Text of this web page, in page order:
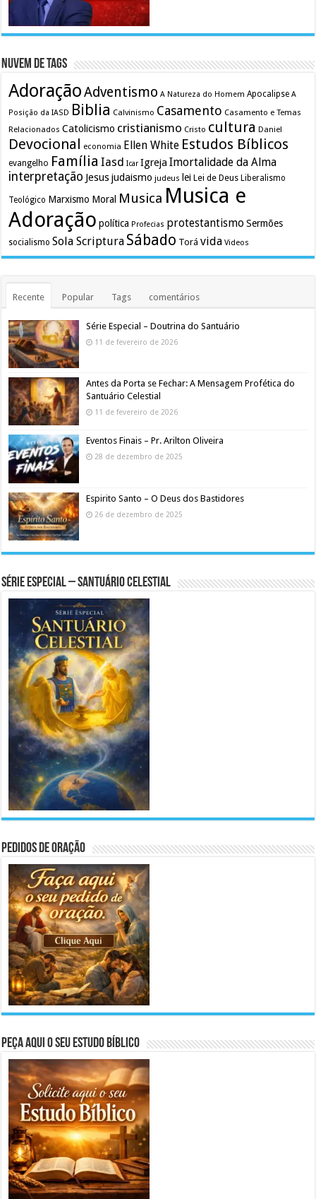
Nuvem de Tags
AdoraçãoAdventismo A Natureza do Homem Apocalipse A
Posição da IASD Biblia Calvinismo Casamento Casamento e Temas
Relacionados Catolicismo cristianismo Cristo cultura Daniel
Devocional economia Ellen White Estudos Bíblicos
evangelho Família Iasd Icar Igreja Imortalidade da Alma
interpretação Jesusjudaismo judeus lei Lei de Deus Liberalismo
Teológico Marxismo Moral Musica Musica e
Adoração política Profecias protestantismo Sermões
socialismo Sola Scriptura Sábado Torá vida Videos
Recente Popular Tags comentários
Série Especial – Doutrina do Santuário
11 de fevereiro de 2026
Antes da Porta se Fechar: A Mensagem Profética do
Santuário Celestial
11 de fevereiro de 2026
Eventos Finais – Pr. Arilton Oliveira
28 de dezembro de 2025
Espirito Santo – O Deus dos Bastidores
26 de dezembro de 2025
Série Especial – Santuário Celestial
Pedidos de Oração
Peça aqui o seu Estudo Bíblico